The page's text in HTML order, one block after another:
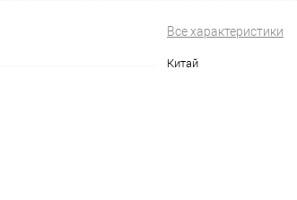
Все характеристики
Китай